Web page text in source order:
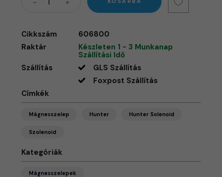
Cikkszám
606800
Raktár
Készleten 1 - 3 Munkanap
Szállítási Idő
Szállítás
GLS Szállítás
Foxpost Szállítás
Címkék
Mágnesszelep Hunter Hunter Solenoid
Szolenoid
Kategóriák
Mágnesszelepek